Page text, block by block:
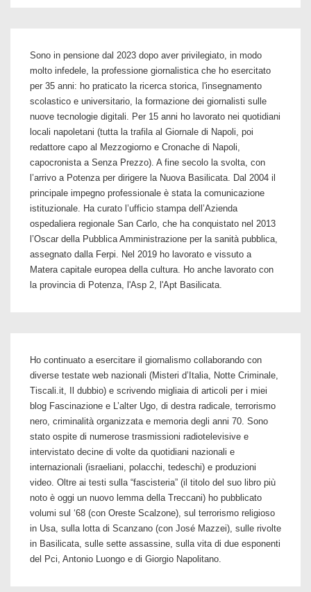
Sono in pensione dal 2023 dopo aver privilegiato, in modo
molto infedele, la professione giornalistica che ho esercitato
per 35 anni: ho praticato la ricerca storica, l'insegnamento
scolastico e universitario, la formazione dei giornalisti sulle
nuove tecnologie digitali. Per 15 anni ho lavorato nei quotidiani
locali napoletani (tutta la trafila al Giornale di Napoli, poi
redattore capo al Mezzogiorno e Cronache di Napoli,
capocronista a Senza Prezzo). A fine secolo la svolta, con
l’arrivo a Potenza per dirigere la Nuova Basilicata. Dal 2004 il
principale impegno professionale è stata la comunicazione
istituzionale. Ha curato l’ufficio stampa dell’Azienda
ospedaliera regionale San Carlo, che ha conquistato nel 2013
l’Oscar della Pubblica Amministrazione per la sanità pubblica,
assegnato dalla Ferpi. Nel 2019 ho lavorato e vissuto a
Matera capitale europea della cultura. Ho anche lavorato con
la provincia di Potenza, l'Asp 2, l'Apt Basilicata.
Ho continuato a esercitare il giornalismo collaborando con
diverse testate web nazionali (Misteri d’Italia, Notte Criminale,
Tiscali.it, Il dubbio) e scrivendo migliaia di articoli per i miei
blog Fascinazione e L’alter Ugo, di destra radicale, terrorismo
nero, criminalità organizzata e memoria degli anni 70. Sono
stato ospite di numerose trasmissioni radiotelevisive e
intervistato decine di volte da quotidiani nazionali e
internazionali (israeliani, polacchi, tedeschi) e produzioni
video. Oltre ai testi sulla “fascisteria” (il titolo del suo libro più
noto è oggi un nuovo lemma della Treccani) ho pubblicato
volumi sul ‘68 (con Oreste Scalzone), sul terrorismo religioso
in Usa, sulla lotta di Scanzano (con José Mazzei), sulle rivolte
in Basilicata, sulle sette assassine, sulla vita di due esponenti
del Pci, Antonio Luongo e di Giorgio Napolitano.